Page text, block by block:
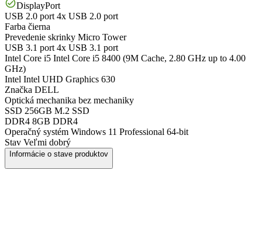
DisplayPort
USB 2.0 port 4x USB 2.0 port
Farba čierna
Prevedenie skrinky Micro Tower
USB 3.1 port 4x USB 3.1 port
Intel Core i5 Intel Core i5 8400 (9M Cache, 2.80 GHz up to 4.00
GHz)
Intel Intel UHD Graphics 630
Značka DELL
Optická mechanika bez mechaniky
SSD 256GB M.2 SSD
DDR4 8GB DDR4
Operačný systém Windows 11 Professional 64-bit
Stav Veľmi dobrý
Informácie o stave produktov